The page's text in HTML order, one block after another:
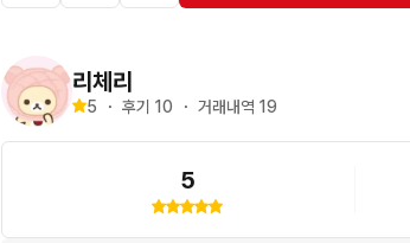
리체리
5 ・ 후기 10 ・ 거래내역 19
5